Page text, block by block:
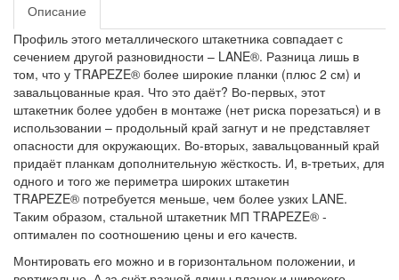
Описание
Профиль этого металлического штакетника совпадает с
сечением другой разновидности – LANE®. Разница лишь в
том, что у TRAPEZE® более широкие планки (плюс 2 см) и
завальцованные края. Что это даёт? Во-первых, этот
штакетник более удобен в монтаже (нет риска порезаться) и в
использовании – продольный край загнут и не представляет
опасности для окружающих. Во-вторых, завальцованный край
придаёт планкам дополнительную жёсткость. И, в-третьих, для
одного и того же периметра широких штакетин
TRAPEZE® потребуется меньше, чем более узких LANE.
Таким образом, стальной штакетник МП TRAPEZE® -
оптимален по соотношению цены и его качеств.
Монтировать его можно и в горизонтальном положении, и